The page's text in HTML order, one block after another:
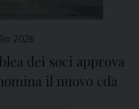
2026
dei soci approva
il nuovo cda